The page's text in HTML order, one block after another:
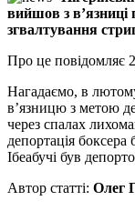
вийшов з в’язниці
згвалтування
Про це повідомляє
Нагадаємо, в
в’язницю з метою
через спалах
депортація боксера
Ібеабучі був
Автор статті: Олег